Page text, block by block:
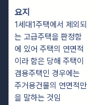
요지
1세대1주택에서 제외되
는 고급주택을 판정함
에 있어 주택의 연면적
이라 함은 당해 주택이
겸용주택인 경우에는
주거용건물의 연면적만
을 말하는 것임